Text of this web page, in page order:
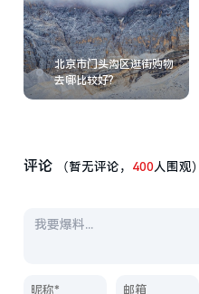
北京市门头沟区逛街购物
去哪比较好?
评论 （暂无评论， 400人围观）